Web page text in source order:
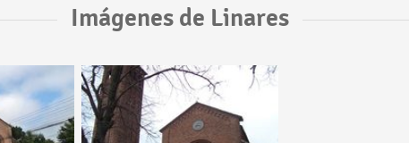
Imágenes de Linares